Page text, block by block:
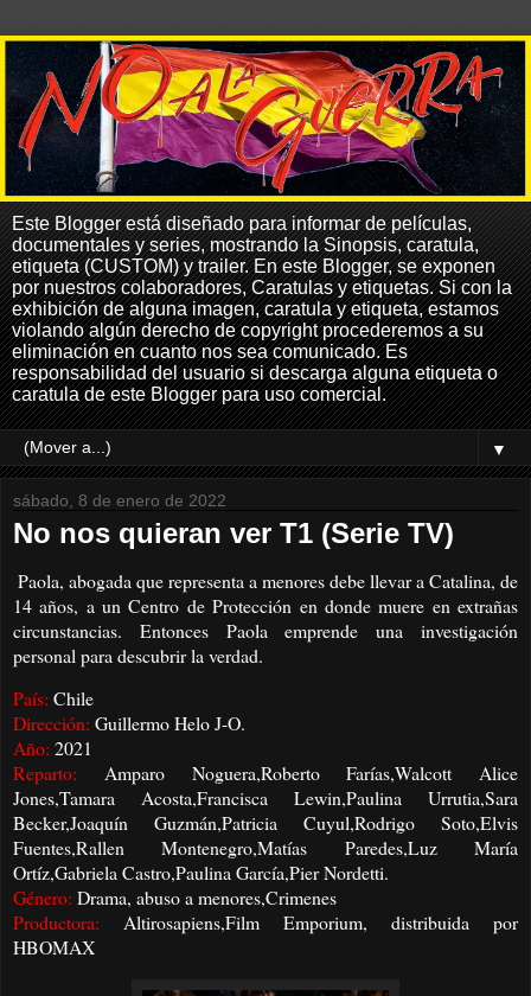
Este Blogger está diseñado para informar de películas,
documentales y series, mostrando la Sinopsis, caratula,
etiqueta (CUSTOM) y trailer. En este Blogger, se exponen
por nuestros colaboradores, Caratulas y etiquetas. Si con la
exhibición de alguna imagen, caratula y etiqueta, estamos
violando algún derecho de copyright procederemos a su
eliminación en cuanto nos sea comunicado. Es
responsabilidad del usuario si descarga alguna etiqueta o
caratula de este Blogger para uso comercial.
▼
sábado, 8 de enero de 2022
No nos quieran ver T1 (Serie TV)
Paola, abogada que representa a menores debe llevar a Catalina, de
14 años, a un Centro de Protección en donde muere en extrañas
circunstancias. Entonces Paola emprende una investigación
personal para descubrir la verdad.
País: Chile
Dirección: Guillermo Helo J-O.
Año: 2021
Reparto: Amparo Noguera,Roberto Farías,Walcott Alice
Jones,Tamara Acosta,Francisca Lewin,Paulina Urrutia,Sara
Becker,Joaquín Guzmán,Patricia Cuyul,Rodrigo Soto,Elvis
Fuentes,Rallen Montenegro,Matías Paredes,Luz María
Ortíz,Gabriela Castro,Paulina García,Pier Nordetti.
Género: Drama, abuso a menores,Crimenes
Productora: Altirosapiens,Film Emporium, distribuida por
HBOMAX